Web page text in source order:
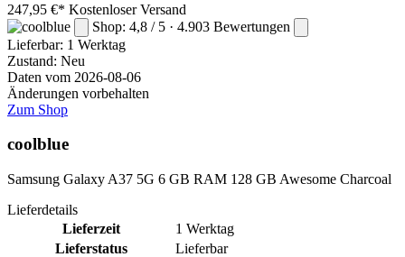
247,95 €* Kostenloser Versand
Shop: 4,8 / 5 · 4.903 Bewertungen
Lieferbar: 1 Werktag
Zustand: Neu
Daten vom 2026-08-06
Änderungen vorbehalten
Zum Shop
coolblue
Samsung Galaxy A37 5G 6 GB RAM 128 GB Awesome Charcoal
Lieferdetails
Lieferzeit
1 Werktag
Lieferstatus
Lieferbar